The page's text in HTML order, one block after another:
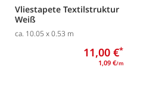
Vliestapete Textilstruktur
Weiß
ca. 10.05 x 0.53 m
11,00 €*
1,09 €/m